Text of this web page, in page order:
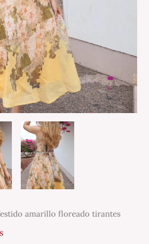
amarillo floreado tirantes